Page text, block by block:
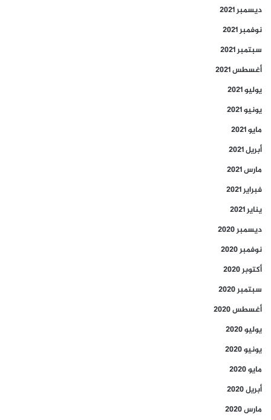
ديسمبر 2021
نوفمبر 2021
سبتمبر 2021
أغسطس 2021
يوليو 2021
يونيو 2021
مايو 2021
أبريل 2021
مارس 2021
فبراير 2021
يناير 2021
ديسمبر 2020
نوفمبر 2020
أكتوبر 2020
سبتمبر 2020
أغسطس 2020
يوليو 2020
يونيو 2020
مايو 2020
أبريل 2020
مارس 2020